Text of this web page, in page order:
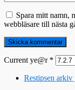
Spara mitt namn,
webbläsare till nästa
Current ye@r *
Restipsen arkiv